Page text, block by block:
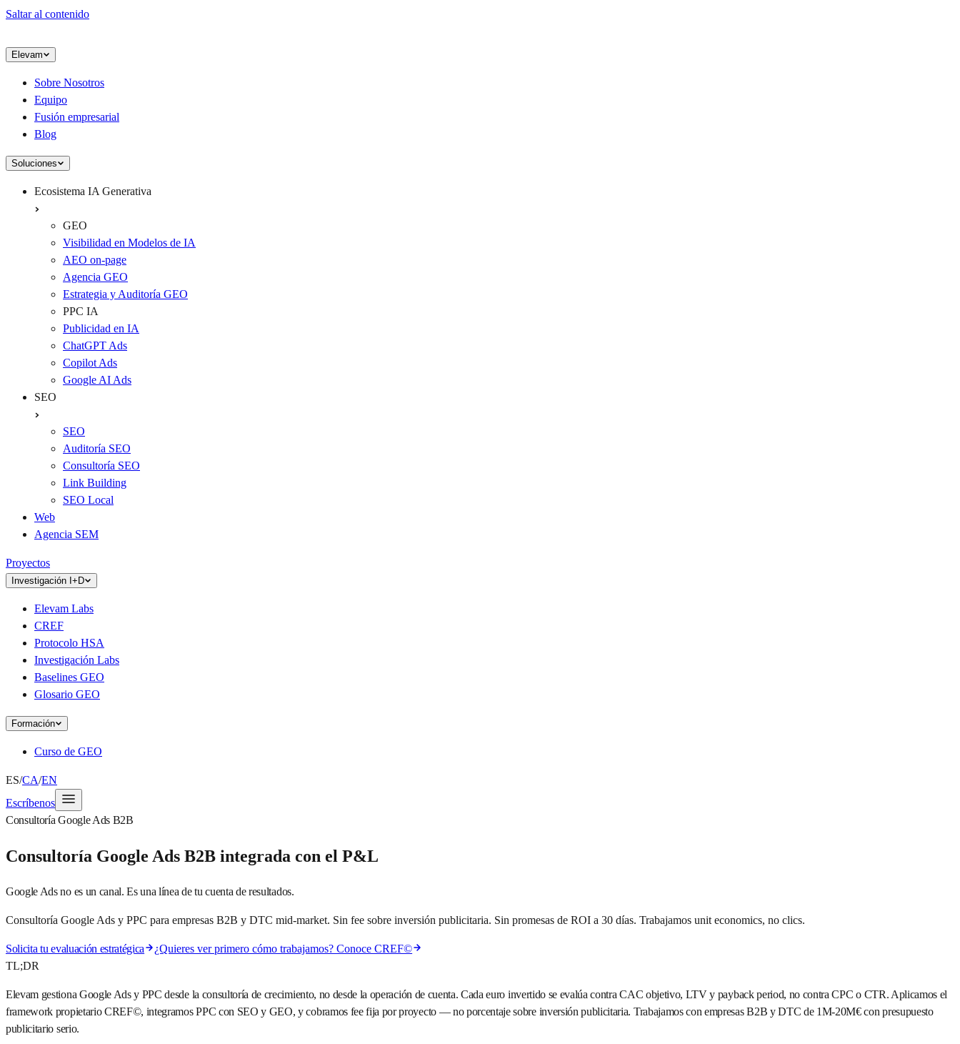
Saltar al contenido
Elevam
Sobre Nosotros
Equipo
Fusión empresarial
Blog
Soluciones
Ecosistema IA Generativa
GEO
Visibilidad en Modelos de IA
AEO on-page
Agencia GEO
Estrategia y Auditoría GEO
PPC IA
Publicidad en IA
ChatGPT Ads
Copilot Ads
Google AI Ads
SEO
SEO
Auditoría SEO
Consultoría SEO
Link Building
SEO Local
Web
Agencia SEM
Proyectos
Investigación I+D
Elevam Labs
CREF
Protocolo HSA
Investigación Labs
Baselines GEO
Glosario GEO
Formación
Curso de GEO
ES/CA/EN
Escríbenos
Consultoría Google Ads B2B
Consultoría Google Ads B2B integrada con el P&L
Google Ads no es un canal. Es una línea de tu cuenta de resultados.
Consultoría Google Ads y PPC para empresas B2B y DTC mid-market. Sin fee sobre inversión publicitaria. Sin promesas de ROI a 30 días. Trabajamos unit economics, no clics.
Solicita tu evaluación estratégica
¿Quieres ver primero cómo trabajamos? Conoce CREF©
TL;DR
Elevam gestiona Google Ads y PPC desde la consultoría de crecimiento, no desde la operación de cuenta. Cada euro invertido se evalúa contra CAC objetivo, LTV y payback period, no contra CPC o CTR. Aplicamos el
framework propietario CREF©, integramos PPC con SEO y GEO, y cobramos fee fija por proyecto — no porcentaje sobre inversión publicitaria. Trabajamos con empresas B2B y DTC de 1M-20M€ con presupuesto
publicitario serio.